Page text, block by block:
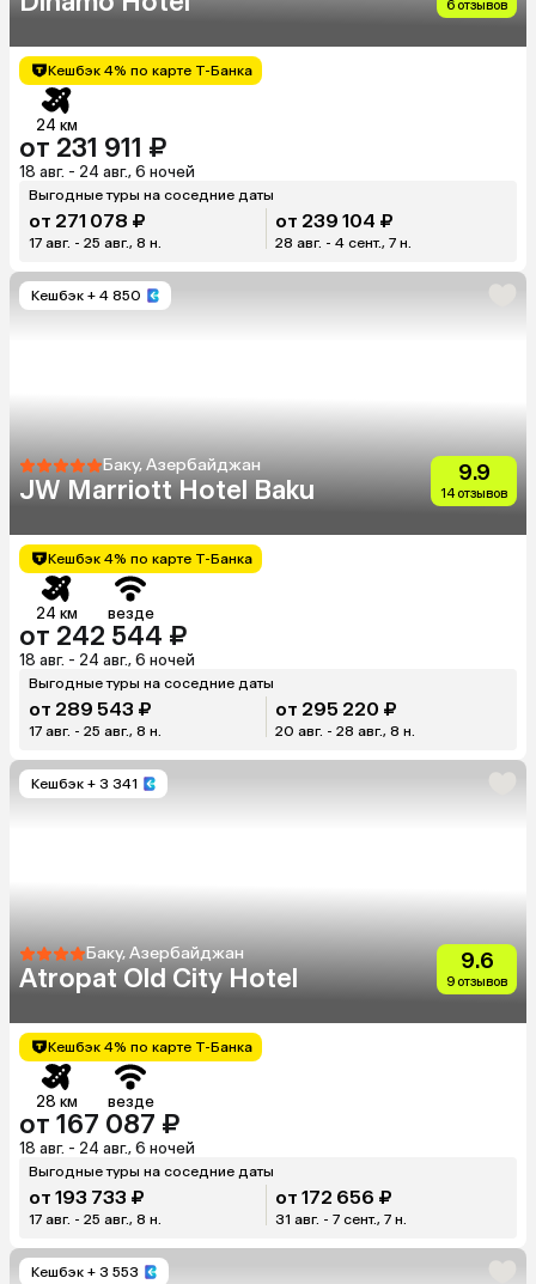
6 отзывов
Кешбэк 4% по карте Т-Банка
24 км
от 231 911 ₽
18 авг. - 24 авг., 6 ночей
Выгодные туры на соседние даты
от 271 078 ₽
17 авг. - 25 авг., 8 н.
от 239 104 ₽
28 авг. - 4 сент., 7 н.
Кешбэк + 4 850
Баку, Азербайджан
JW Marriott Hotel Baku
9.9
14 отзывов
Кешбэк 4% по карте Т-Банка
24 км везде
от 242 544 ₽
18 авг. - 24 авг., 6 ночей
Выгодные туры на соседние даты
от 289 543 ₽
17 авг. - 25 авг., 8 н.
от 295 220 ₽
20 авг. - 28 авг., 8 н.
Кешбэк + 3 341
Баку, Азербайджан
Atropat Old City Hotel
9.6
9 отзывов
Кешбэк 4% по карте Т-Банка
28 км везде
от 167 087 ₽
18 авг. - 24 авг., 6 ночей
Выгодные туры на соседние даты
от 193 733 ₽
17 авг. - 25 авг., 8 н.
от 172 656 ₽
31 авг. - 7 сент., 7 н.
Кешбэк + 3 553